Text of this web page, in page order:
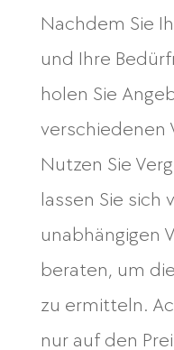
Nachdem Sie
und Ihre
holen Sie
verschiedenen
Nutzen Sie
lassen Sie sich
unabhängigen
beraten, um
zu ermitteln.
nur auf den